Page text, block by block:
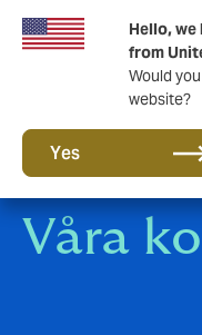
Hello,
from
Would
website?
Yes
Ett nytt
om…
Våra